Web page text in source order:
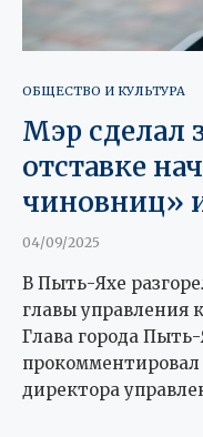
ОБЩЕСТВО И КУЛЬТУРА
Мэр сделал
отставке
чиновниц»
04/09/2025
В Пыть-Яхе
главы управления
Глава города
директора